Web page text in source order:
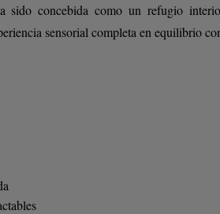
sido concebida como un refugio
sensorial completa en equilibrio